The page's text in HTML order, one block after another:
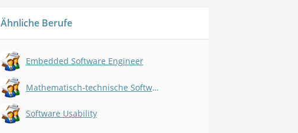
Ähnliche Berufe
Embedded Software Engineer
Mathematisch-technische Softwareentwickler
Software Usability